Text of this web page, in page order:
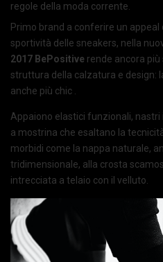
regole della moda corrente.
Primo brand a conferire un
sportività delle sneakers, nella
2017 BePositive rende ancora
struttura della calzatura e design:
anche più chic .
Appaiono elastici funzionali,
a mostrina che esaltano la
morbidi come la nappa naturale,
tridimensionale, alla crosta
intrecciata a telaio con il velluto.